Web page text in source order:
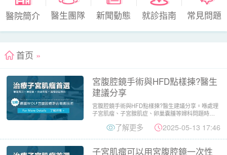
醫院簡介 醫生團隊 新聞動態 就診指南 常見問題
首页 »
宮腹腔鏡手術與HFD點樣揀?醫生
建議分享
宮腹腔鏡手術與HFD點樣揀?醫生建議分享。喺處理
子宮肌瘤、子宮腺肌症、卵巢囊腫等婦科問題時，
了解更多 2025-05-13 17:46
子宮肌瘤可以用宮腹腔鏡一次性